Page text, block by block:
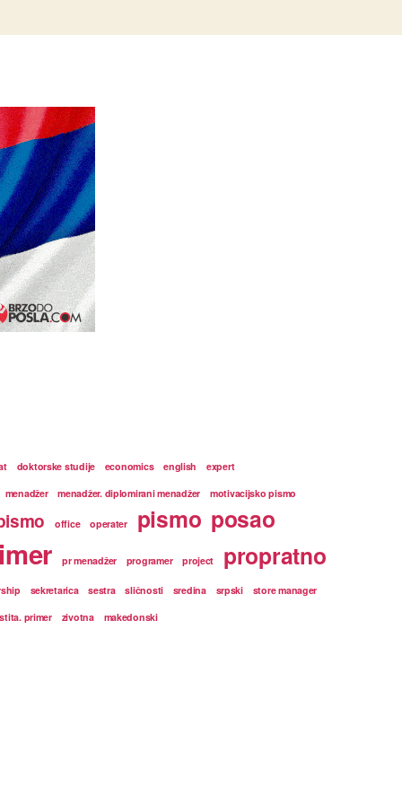
doktorske studije economics english
expert
menadžer
menadžer. diplomirani menadžer motivacijsko pismo
office operater pismo posao
pr menadžer programer project propratno
sekretarica sestra sličnosti sredina srpski
store manager
primer
zivotna makedonski